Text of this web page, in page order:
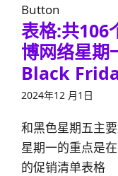
Button
表格:共106
博网络星期
Black
2024年12 月1日
和黑色星期五主
星期一的重点是
的促销清单表格